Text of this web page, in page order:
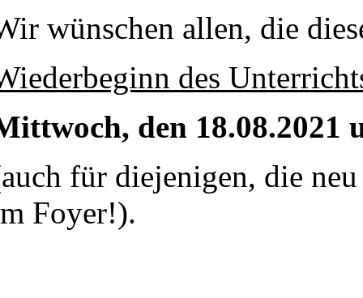
wünschen allen, die
des
den 18.08.2021
für diejenigen, die
Foyer!).